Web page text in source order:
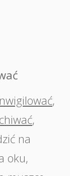
,
,
na
oku,